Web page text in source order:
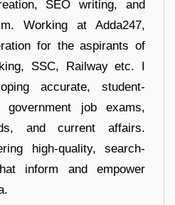
SEO writing, and
Working at Adda247,
for the aspirants of
SSC, Railway etc. I
accurate, student-
job exams,
and current affairs.
high-quality, search-
inform and empower